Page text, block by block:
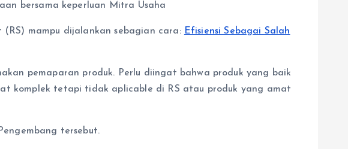
bersama keperluan Mitra Usaha
mampu dijalankan sebagian cara: Efisiensi Sebagai Salah
pemaparan produk. Perlu diingat bahwa produk yang baik
komplek tetapi tidak aplicable di RS atau produk yang amat
tersebut.